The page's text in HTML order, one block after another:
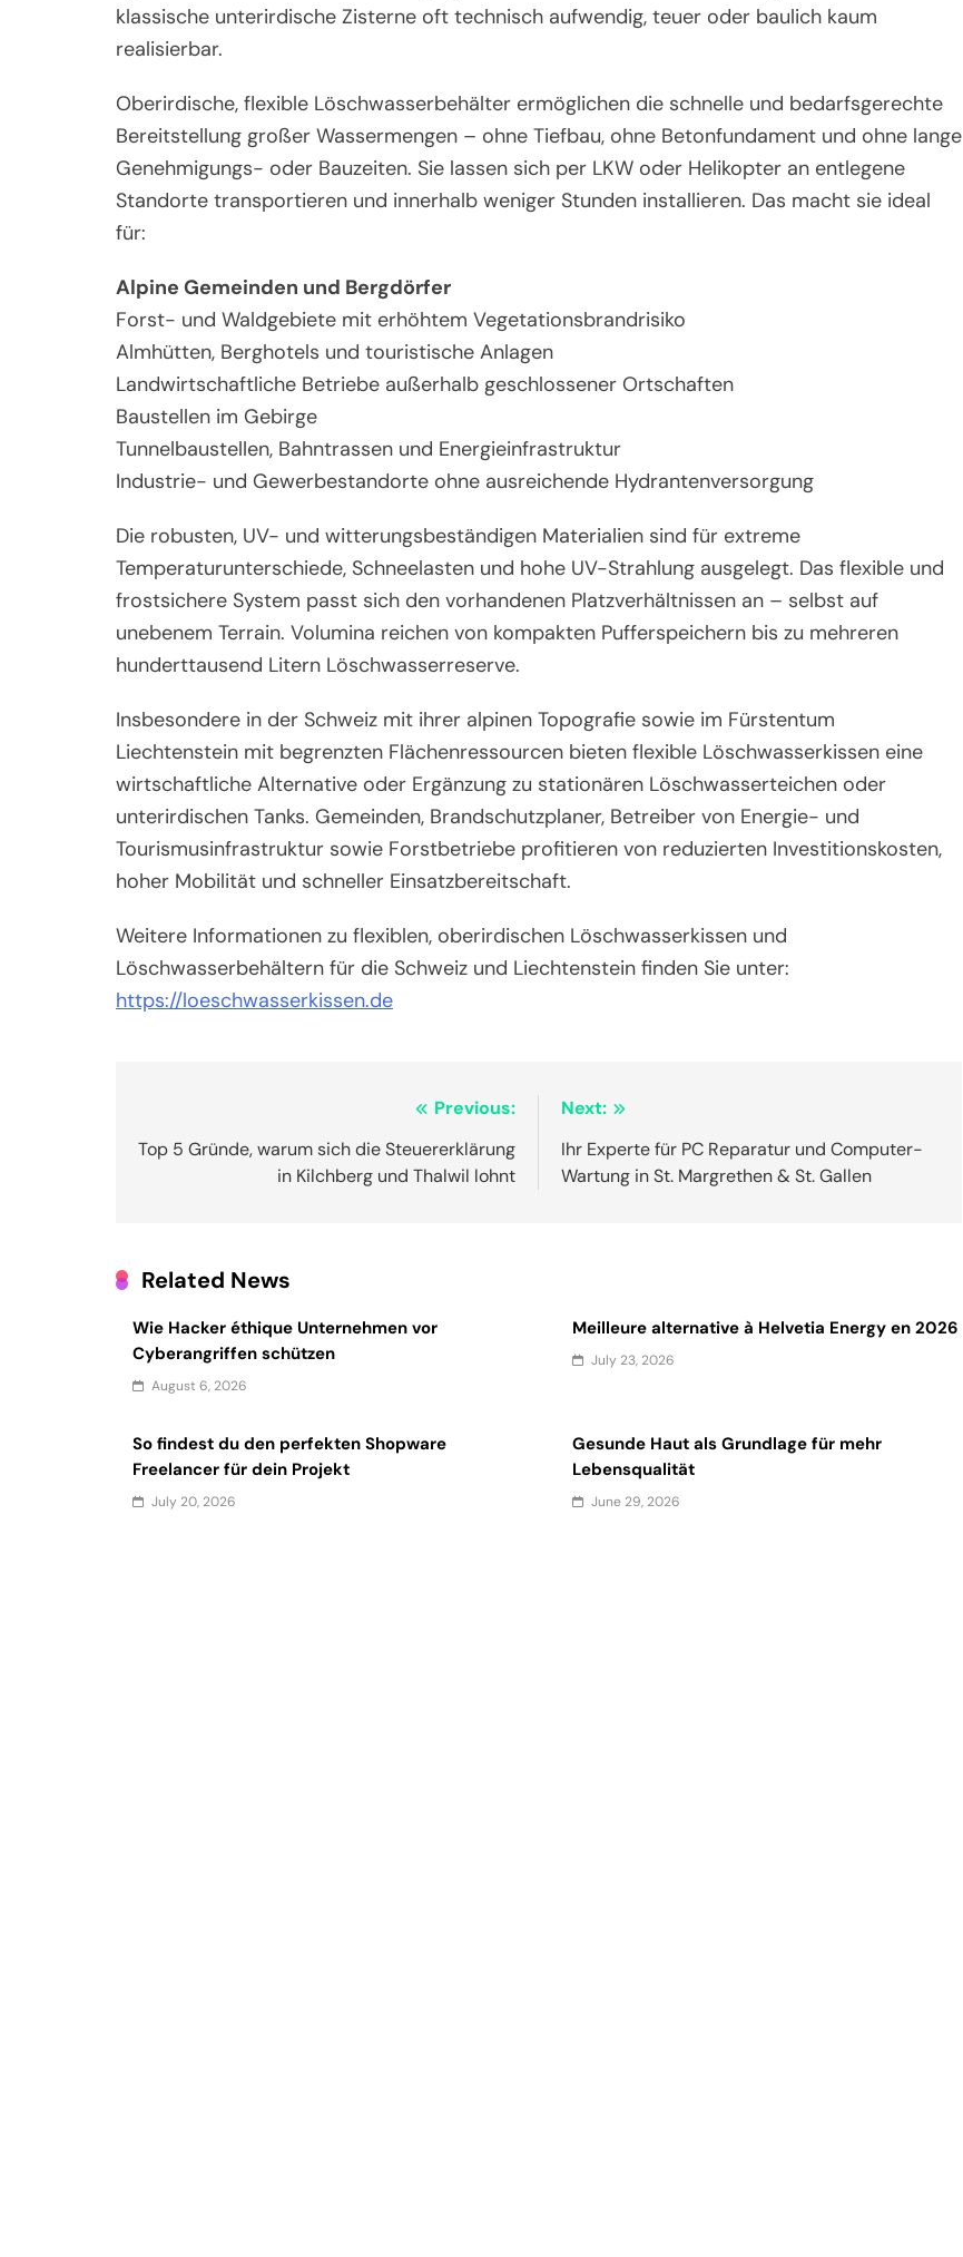
klassische unterirdische Zisterne oft technisch aufwendig, teuer oder baulich kaum
realisierbar.
Oberirdische, flexible Löschwasserbehälter ermöglichen die schnelle und bedarfsgerechte
Bereitstellung großer Wassermengen – ohne Tiefbau, ohne Betonfundament und ohne lange
Genehmigungs- oder Bauzeiten. Sie lassen sich per LKW oder Helikopter an entlegene
Standorte transportieren und innerhalb weniger Stunden installieren. Das macht sie ideal
für:
Alpine Gemeinden und Bergdörfer
Forst- und Waldgebiete mit erhöhtem Vegetationsbrandrisiko
Almhütten, Berghotels und touristische Anlagen
Landwirtschaftliche Betriebe außerhalb geschlossener Ortschaften
Baustellen im Gebirge
Tunnelbaustellen, Bahntrassen und Energieinfrastruktur
Industrie- und Gewerbestandorte ohne ausreichende Hydrantenversorgung
Die robusten, UV- und witterungsbeständigen Materialien sind für extreme
Temperaturunterschiede, Schneelasten und hohe UV-Strahlung ausgelegt. Das flexible und
frostsichere System passt sich den vorhandenen Platzverhältnissen an – selbst auf
unebenem Terrain. Volumina reichen von kompakten Pufferspeichern bis zu mehreren
hunderttausend Litern Löschwasserreserve.
Insbesondere in der Schweiz mit ihrer alpinen Topografie sowie im Fürstentum
Liechtenstein mit begrenzten Flächenressourcen bieten flexible Löschwasserkissen eine
wirtschaftliche Alternative oder Ergänzung zu stationären Löschwasserteichen oder
unterirdischen Tanks. Gemeinden, Brandschutzplaner, Betreiber von Energie- und
Tourismusinfrastruktur sowie Forstbetriebe profitieren von reduzierten Investitionskosten,
hoher Mobilität und schneller Einsatzbereitschaft.
Weitere Informationen zu flexiblen, oberirdischen Löschwasserkissen und
Löschwasserbehältern für die Schweiz und Liechtenstein finden Sie unter:
https://loeschwasserkissen.de
navigation
Previous:
Top 5 Gründe, warum sich die Steuererklärung
in Kilchberg und Thalwil lohnt
Next:
Ihr Experte für PC Reparatur und Computer-
Wartung in St. Margrethen & St. Gallen
Related News
Wie Hacker éthique Unternehmen vor
Cyberangriffen schützen
August 6, 2026
Meilleure alternative à Helvetia Energy en 2026
July 23, 2026
So findest du den perfekten Shopware
Freelancer für dein Projekt
July 20, 2026
Gesunde Haut als Grundlage für mehr
Lebensqualität
June 29, 2026